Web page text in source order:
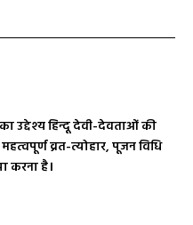
उद्देश्य हिन्दू देवी-देवताओं की
व्रत-त्योहार, पूजन विधि
करना है।